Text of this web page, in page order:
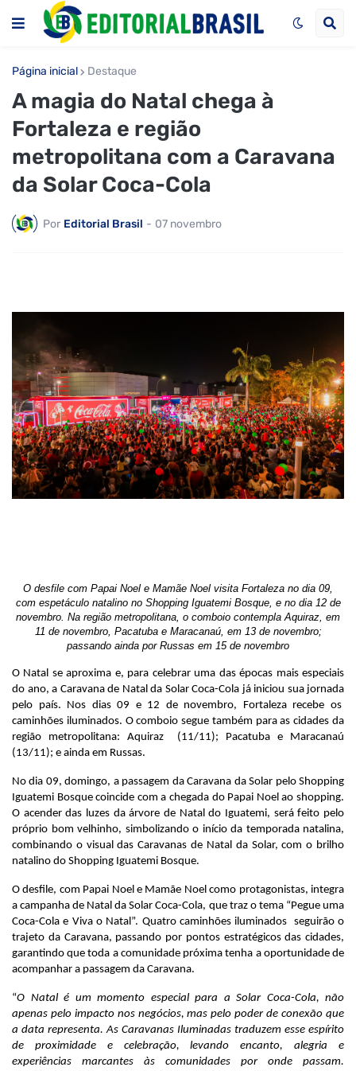
Página inicial Destaque
A magia do Natal chega à
Fortaleza e região
metropolitana com a Caravana
da Solar Coca-Cola
Por Editorial Brasil - 07 novembro
O desfile com Papai Noel e Mamãe Noel visita Fortaleza no dia 09,
com espetáculo natalino no Shopping Iguatemi Bosque, e no dia 12 de
novembro. Na região metropolitana, o comboio contempla Aquiraz, em
11 de novembro, Pacatuba e Maracanaú, em 13 de novembro;
passando ainda por Russas em 15 de novembro
O Natal se aproxima e, para celebrar uma das épocas mais especiais
do ano, a Caravana de Natal da Solar Coca-Cola já iniciou sua jornada
pelo país. Nos dias 09 e 12 de novembro, Fortaleza recebe os
caminhões iluminados. O comboio segue também para as cidades da
região metropolitana: Aquiraz (11/11); Pacatuba e Maracanaú
(13/11); e ainda em Russas.
No dia 09, domingo, a passagem da Caravana da Solar pelo Shopping
Iguatemi Bosque coincide com a chegada do Papai Noel ao shopping.
O acender das luzes da árvore de Natal do Iguatemi, será feito pelo
próprio bom velhinho, simbolizando o início da temporada natalina,
combinando o visual das Caravanas de Natal da Solar, com o brilho
natalino do Shopping Iguatemi Bosque.
O desfile, com Papai Noel e Mamãe Noel como protagonistas, integra
a campanha de Natal da Solar Coca-Cola, que traz o tema “Pegue uma
Coca-Cola e Viva o Natal”. Quatro caminhões iluminados seguirão o
trajeto da Caravana, passando por pontos estratégicos das cidades,
garantindo que toda a comunidade próxima tenha a oportunidade de
acompanhar a passagem da Caravana.
“O Natal é um momento especial para a Solar Coca-Cola, não
apenas pelo impacto nos negócios, mas pelo poder de conexão que
a data representa. As Caravanas Iluminadas traduzem esse espírito
de proximidade e celebração, levando encanto, alegria e
experiências marcantes às comunidades por onde passam.